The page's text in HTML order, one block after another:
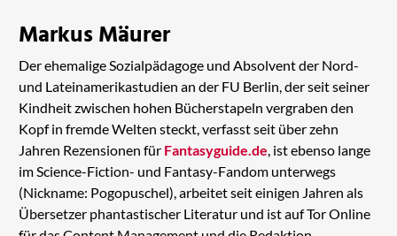
Markus Mäurer
Der ehemalige Sozialpädagoge und Absolvent der Nord-
und Lateinamerikastudien an der FU Berlin, der seit seiner
Kindheit zwischen hohen Bücherstapeln vergraben den
Kopf in fremde Welten steckt, verfasst seit über zehn
Jahren Rezensionen für Fantasyguide.de, ist ebenso lange
im Science-Fiction- und Fantasy-Fandom unterwegs
(Nickname: Pogopuschel), arbeitet seit einigen Jahren als
Übersetzer phantastischer Literatur und ist auf Tor Online